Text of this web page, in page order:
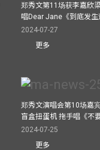
郑秀文第11场获李嘉欣
唱Dear Jane《到底发
2024-07-27
更多
郑秀文演唱会第10场嘉
盲盒扭蛋机 拖手唱《不
2024-07-25
更多